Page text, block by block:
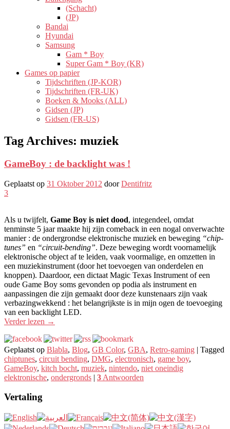
(Schacht)
(JP)
Bandai
Hyundai
Samsung
Gam * Boy
Super Gam * Boy (KR)
Games op papier
Tijdschriften (JP-KOR)
Tijdschriften (FR-UK)
Boeken & Mooks (ALL)
Gidsen (JP)
Gidsen (FR-US)
Tag Archives: muziek
GameBoy : de backlight was !
Geplaatst op 31 Oktober 2012 doorDentifritz
3
Als u twijfelt, Game Boy is niet dood, integendeel, omdat
tenminste 5 jaar maakte hij zijn comeback in een nogal onverwachte
manier : de ondergrondse elektronische muziek en beweging “chip-
tunes” en “circuit-bending”. Deze beweging wordt voornamelijk
elektronische object af te leiden, vaak voormalige, en omzetten in
een muziekinstrument (door het toevoegen van onderdelen en
knoppen). Daardoor, een dictaat Magic Texas Instrument of een
oude Game Boy soms gevonden op podia als instrument en
aanpassingen die zijn gemaakt door deze kunstenaars zijn vaak
verbazingwekkend : het belangrijkste is in mijn ogen de toevoeging
van een backlight LED.
Verder lezen →
Geplaatst op Blabla, Blog, GB Color, GBA, Retro-gaming | Tagged
chiptunes, circuit bending, DMG, electronisch, game boy,
GameBoy, kitch bocht, muziek, nintendo, niet oneindig
elektronische, ondergronds | 3 Antwoorden
Vertaling